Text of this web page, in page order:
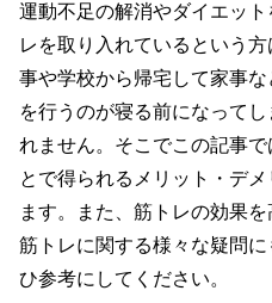
オフ会レポート ク
社会 ファッション
コミュニティ
キーワ
運動不足の解消やダイエッ
レを取り入れているという
事や学校から帰宅して家事
を行うのが寝る前になって
れません。そこでこの記事
とで得られるメリット・デ
ます。また、筋トレの効果
筋トレに関する様々な疑問
ひ参考にしてください。